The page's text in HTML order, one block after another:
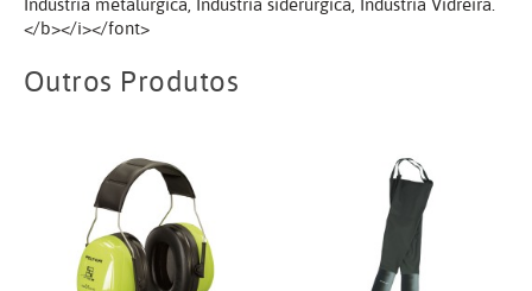
</b></i></font>
Outros Produtos